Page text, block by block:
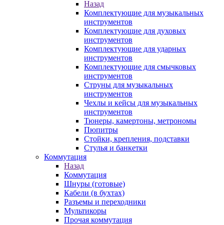
Назад
Комплектующие для музыкальных
инструментов
Комплектующие для духовых
инструментов
Комплектующие для ударных
инструментов
Комплектующие для смычковых
инструментов
Струны для музыкальных
инструментов
Чехлы и кейсы для музыкальных
инструментов
Тюнеры, камертоны, метрономы
Пюпитры
Стойки, крепления, подставки
Стулья и банкетки
Коммутация
Назад
Коммутация
Шнуры (готовые)
Кабели (в бухтах)
Разъемы и переходники
Мультикоры
Прочая коммутация